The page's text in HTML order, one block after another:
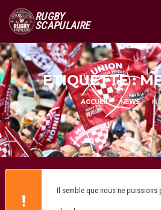
RUGBY
SCAPULAIRE
ÉTIQUETTE :
ACCUEIL NEWS
Il semble que nous ne